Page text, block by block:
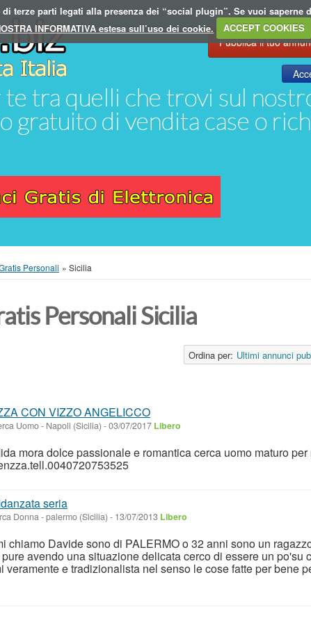
terze parti legati alla presenza dei “social plugin”. Se vuoi
INFORMATIVA estesa sull’uso dei cookie. ACCEPT COOKIES
tra quelli che trovi sul
gratuito di vendita case o
Accedi Crea un
Pubblica il tuo
Personali » Sicilia
Personali Sicilia
Ordina per: Ultimi annunci
CON VIZZO ANGELICCO
Uomo- Napoli (Sicilia) -03/07/2017 Libero
mora dolce passionale e romantica cerca uomo maturo
seria
Donna -palermo (Sicilia) - 13/07/2013 Libero
chiamo Davide sono di PALERMO o 32 anni sono un
avendo una situazione delicata cerco di essere un po'su
veramente e tradizionalista nel senso le cose fatte per bene